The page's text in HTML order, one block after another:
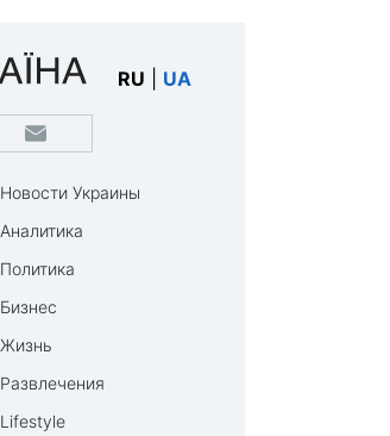
RU UA
Новости Украины
Аналитика
Политика
Бизнес
Жизнь
Развлечения
Lifestyle